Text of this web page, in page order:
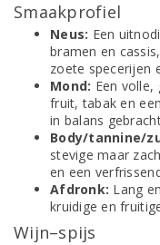
Smaakprofiel
Neus: Een
bramen en
zoete specerijen
Mond: Een
fruit, tabak en
in balans
Body/tannine/
stevige maar
en een
Afdronk: Lang
kruidige en
Wijn–spijs